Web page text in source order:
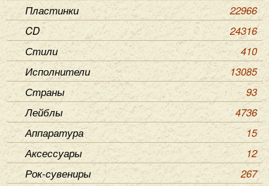
Пластинки
22966
CD
24316
Стили
410
Исполнители
13085
Страны
93
Лейблы
4736
Аппаратура
15
Аксессуары
12
Рок-сувениры
267